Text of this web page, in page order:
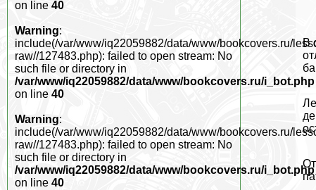
В
on line 40
Warning:
include(/var/www/iq22059882/data/www/bookcovers.ru/
raw//127483.php): failed to open stream: No
such file or directory in
/var/www/iq22059882/data/www/bookcovers.ru/i_bot.php
on line 40
Warning:
include(/var/www/iq22059882/data/www/bookcovers.ru/
raw//127483.php): failed to open stream: No
such file or directory in
/var/www/iq22059882/data/www/bookcovers.ru/i_bot.php
on line 40